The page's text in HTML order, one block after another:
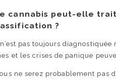
cannabis peut-elle
?
n’est pas toujours
et les crises de panique
ne serez probablement pas